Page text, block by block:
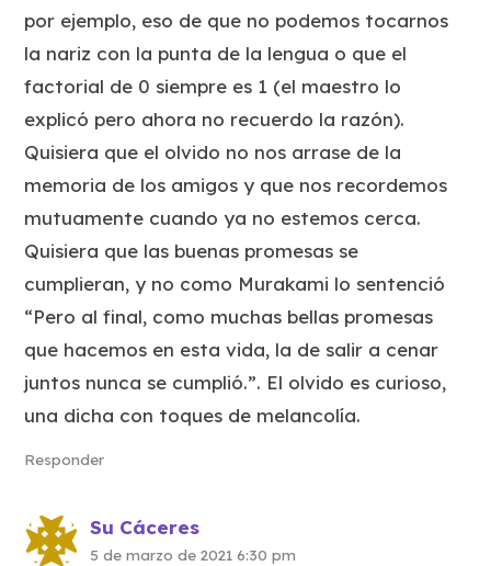
por ejemplo, eso de que no podemos tocarnos
la nariz con la punta de la lengua o que el
factorial de 0 siempre es 1 (el maestro lo
explicó pero ahora no recuerdo la razón).
Quisiera que el olvido no nos arrase de la
memoria de los amigos y que nos recordemos
mutuamente cuando ya no estemos cerca.
Quisiera que las buenas promesas se
cumplieran, y no como Murakami lo sentenció
“Pero al final, como muchas bellas promesas
que hacemos en esta vida, la de salir a cenar
juntos nunca se cumplió.”. El olvido es curioso,
una dicha con toques de melancolía.
Responder
Su Cáceres
5 de marzo de 2021 6:30 pm